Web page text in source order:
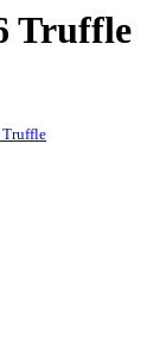
Truffle
Truffle